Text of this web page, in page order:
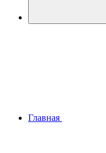
Главная